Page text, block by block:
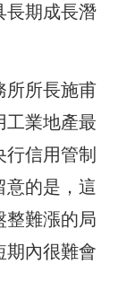
長期成長潛
所所長施甫
工業地產最
信用管制
意的是，這
整難漲的局
期內很難會